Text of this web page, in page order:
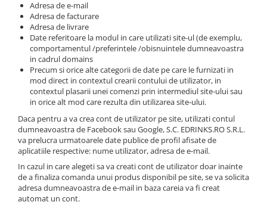
Adresa de e-mail
Adresa de facturare
Adresa de livrare
Date referitoare la modul in care utilizati site-ul (de exemplu,
comportamentul /preferintele /obisnuintele dumneavoastra
in cadrul domains
Precum si orice alte categorii de date pe care le furnizati in
mod direct in contextul crearii contului de utilizator, in
contextul plasarii unei comenzi prin intermediul site-ului sau
in orice alt mod care rezulta din utilizarea site-ului.
Daca pentru a va crea cont de utilizator pe site, utilizati contul
dumneavoastra de Facebook sau Google, S.C. EDRINKS.RO S.R.L.
va prelucra urmatoarele date publice de profil afisate de
aplicatiile respective: nume utilizator, adresa de e-mail.
In cazul in care alegeti sa va creati cont de utilizator doar inainte
de a finaliza comanda unui produs disponibil pe site, se va solicita
adresa dumneavoastra de e-mail in baza careia va fi creat
automat un cont.